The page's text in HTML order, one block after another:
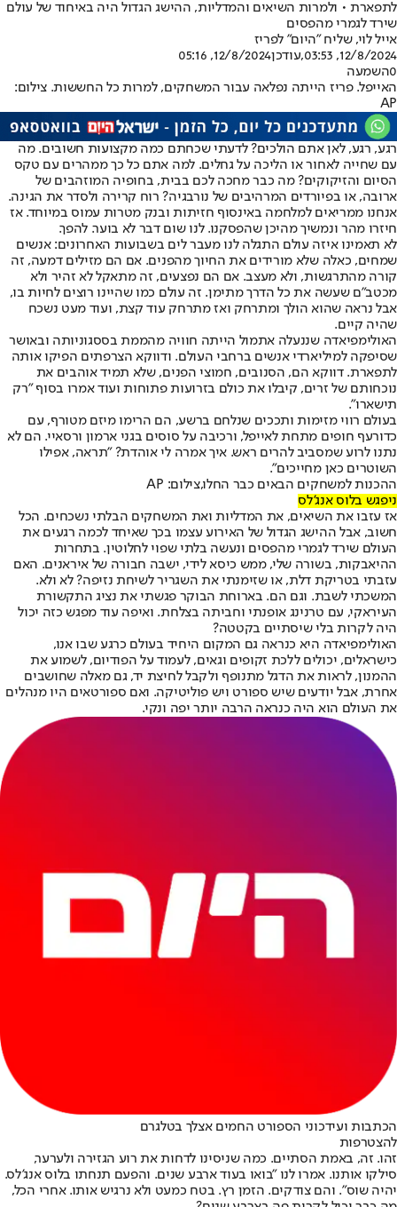
לתפארת • ולמרות השיאים והמדליות, ההישג הגדול היה באיחוד של עולם
שירד לגמרי מהפסים
אייל לוי, שליח "היום" לפריז
12/8/2024, 03:53
,עודכן12/8/2024, 05:16
0השמעה
האייפל. פריז הייתה נפלאה עבור המשחקים, למרות כל החששות. צילום:
AP
רגע, רגע, לאן אתם הולכים? לדעתי שכחתם כמה מקצועות חשובים. מה
עם שחייה לאחור או הליכה על גחלים. למה אתם כל כך ממהרים עם טקס
הסיום והזיקוקים? מה כבר מחכה לכם בבית, בחופיה המוזהבים של
ארובה, או בפיורדים המרהיבים של נורבגיה? רוח קרירה ולסדר את הגינה.
אנחנו ממריאים למלחמה באינסוף חזיתות ובנק מטרות עמוס במיוחד. אז
חיזרו מהר ונמשיך מהיכן שהפסקנו. לנו שום דבר לא בוער. להפך.
לא תאמינו איזה עולם התגלה לנו מעבר לים בשבועות האחרונים: אנשים
שמחים, כאלה שלא מורידים את החיוך מהפנים. אם הם מזילים דמעה, זה
קורה מהתרגשות, ולא מעצב. אם הם נפצעים, זה מתאקל לא זהיר ולא
מכטב"ם שעשה את כל הדרך מתימן. זה עולם כמו שהיינו רוצים לחיות בו,
אבל נראה שהוא הולך ומתרחק ואז מתרחק עוד קצת, ועוד מעט נשכח
שהיה קיים.
האולימפיאדה שננעלה אתמול הייתה חוויה מהממת בססגוניותה ובאושר
שסיפקה למיליארדי אנשים ברחבי העולם. ודווקא הצרפתים הפיקו אותה
לתפארת. דווקא הם, הסנובים, חמוצי הפנים, שלא תמיד אוהבים את
נוכחותם של זרים, קיבלו את כולם בזרועות פתוחות ועוד אמרו בסוף "רק
תישארו".
בעולם רווי מזימות ותככים שנלחם ברשע, הם הרימו מיזם מטורף, עם
כדורעף חופים מתחת לאייפל, ורכיבה על סוסים בגני ארמון ורסאיי. הם לא
נתנו לרוע שמסביב להרים ראש. איך אמרה לי אוהדת? "תראה, אפילו
השוטרים כאן מחייכים".
ההכנות למשחקים הבאים כבר החלו,צילום: AP
ניפגש בלוס אנג'לס
אז עזבו את השיאים, את המדליות ואת המשחקים הבלתי נשכחים. הכל
חשוב, אבל ההישג הגדול של האירוע עצמו בכך שאיחד לכמה רגעים את
העולם שירד לגמרי מהפסים ונעשה בלתי שפוי לחלוטין. בתחרות
ההיאבקות, בשורה שלי, ממש כיסא לידי, ישבה חבורה של איראנים. האם
עזבתי בטריקת דלת, או שזימנתי את השגריר לשיחת נזיפה? לא ולא.
המשכתי לשבת. וגם הם. בארוחת הבוקר פגשתי את נציג התקשורת
העיראקי, עם טרנינג אופנתי וחביתה בצלחת. ואיפה עוד מפגש כזה יכול
היה לקרות בלי שיסתיים בקטטה?
האולימפיאדה היא כנראה גם המקום היחיד בעולם כרגע שבו אנו,
כישראלים, יכולים ללכת זקופים וגאים, לעמוד על הפודיום, לשמוע את
ההמנון, לראות את הדגל מתנופף ולקבל לחיצת יד, גם מאלה שחושבים
אחרת, אבל יודעים שיש ספורט ויש פוליטיקה. ואם ספורטאים היו מנהלים
את העולם הוא היה כנראה הרבה יותר יפה ונקי.
הכתבות ועידכוני הספורט החמים אצלך בטלגרם
להצטרפות
זהו. זה, באמת הסתיים. כמה שניסינו לדחות את רוע הגזירה ולערער,
סילקו אותנו. אמרו לנו "בואו בעוד ארבע שנים. והפעם תנחתו בלוס אנג'לס.
יהיה שוס". והם צודקים. הזמן רץ. בטח כמעט ולא נרגיש אותו. אחרי הכל,